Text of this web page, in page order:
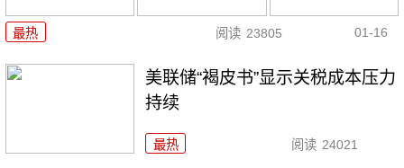
最热 阅读 23805 01-16
美联储“褐皮书”显示关税成本压力
持续
最热 阅读 24021